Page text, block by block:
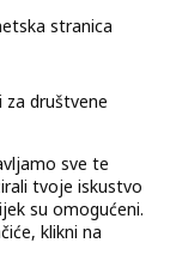
stranica
za društvene
sve te
tvoje iskustvo
su omogućeni.
klikni na